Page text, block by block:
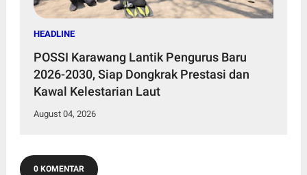
HEADLINE
POSSI Karawang Lantik Pengurus Baru
2026-2030, Siap Dongkrak Prestasi dan
Kawal Kelestarian Laut
August 04, 2026
0 KOMENTAR